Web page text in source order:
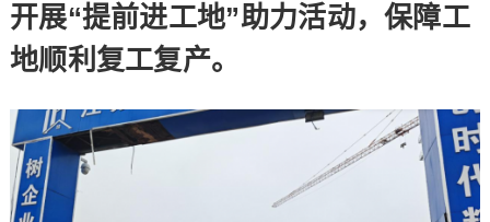
开展“提前进工地”助力活动，保障工
地顺利复工复产。